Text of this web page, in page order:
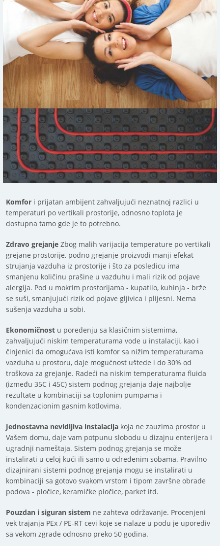
Komfor i prijatan ambijent zahvaljujući neznatnoj razlici u
temperaturi po vertikali prostorije, odnosno toplota je
dostupna tamo gde je to potrebno.
Zdravo grejanje Zbog malih varijacija temperature po vertikali
grejane prostorije, podno grejanje proizvodi manji efekat
strujanja vazduha iz prostorije i što za posledicu ima
smanjenu količinu prašine u vazduhu i mali rizik od pojave
alergija. Pod u mokrim prostorijama - kupatilo, kuhinja - brže
se suši, smanjujući rizik od pojave gljivica i plijesni. Nema
sušenja vazduha u sobi.
Ekonomičnost u poređenju sa klasičnim sistemima,
zahvaljujući niskim temperaturama vode u instalaciji, kao i
činjenici da omogućava isti komfor sa nižim temperaturama
vazduha u prostoru, daje mogućnost uštede i do 30% od
troškova za grejanje. Radeći na niskim temperaturama fluida
(između 35C i 45C) sistem podnog grejanja daje najbolje
rezultate u kombinaciji sa toplonim pumpama i
kondenzacionim gasnim kotlovima.
Jednostavna nevidljiva instalacija koja ne zauzima prostor u
Vašem domu, daje vam potpunu slobodu u dizajnu enterijera i
ugradnji nameštaja. Sistem podnog grejanja se može
instalirati u celoj kući ili samo u određenim sobama. Pravilno
dizajnirani sistemi podnog grejanja mogu se instalirati u
kombinaciji sa gotovo svakom vrstom i tipom završne obrade
podova - pločice, keramičke pločice, parket itd.
Pouzdan i siguran sistem ne zahteva održavanje. Procenjeni
vek trajanja PEx / PE-RT cevi koje se nalaze u podu je uporediv
sa vekom zgrade odnosno preko 50 godina.